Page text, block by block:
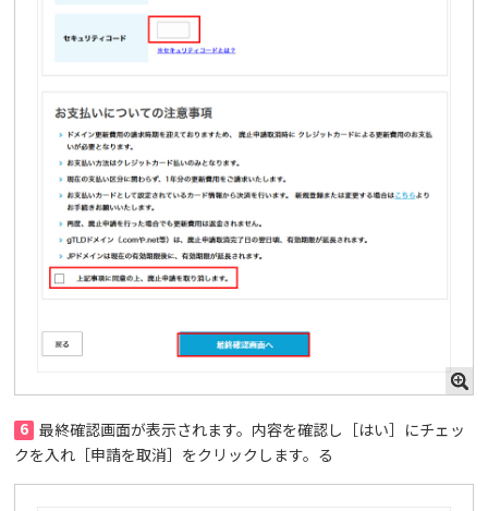
6 最終確認画面が表示されます。内容を確認し［はい］にチェッ
クを入れ［申請を取消］をクリックします。る